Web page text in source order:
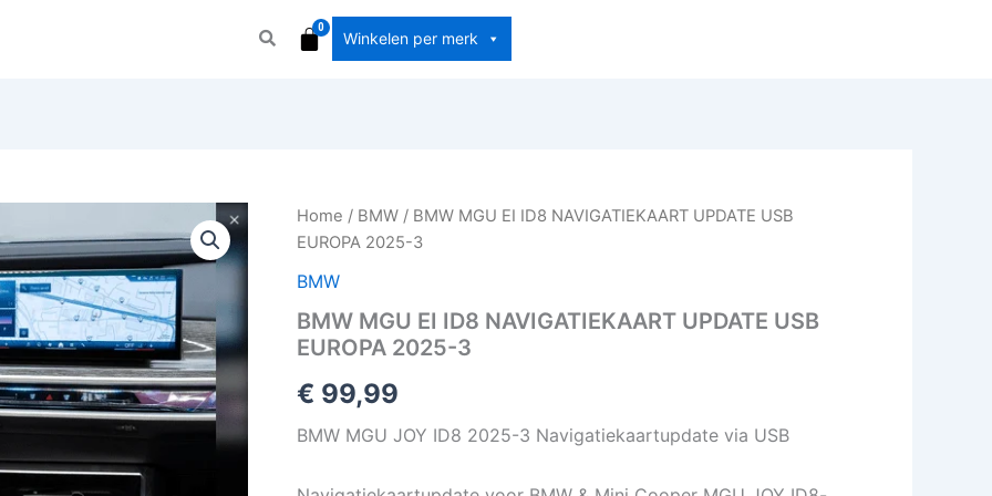
Winkelen per merk
Home / BMW / BMW MGU EI ID8 NAVIGATIEKAART UPDATE USB
EUROPA 2025-3
BMW
BMW MGU EI ID8 NAVIGATIEKAART UPDATE USB
EUROPA 2025-3
€ 99,99
BMW MGU JOY ID8 2025-3 Navigatiekaartupdate via USB
BMW
MGU
ID8
UPDATE
USB
2025-
aantal